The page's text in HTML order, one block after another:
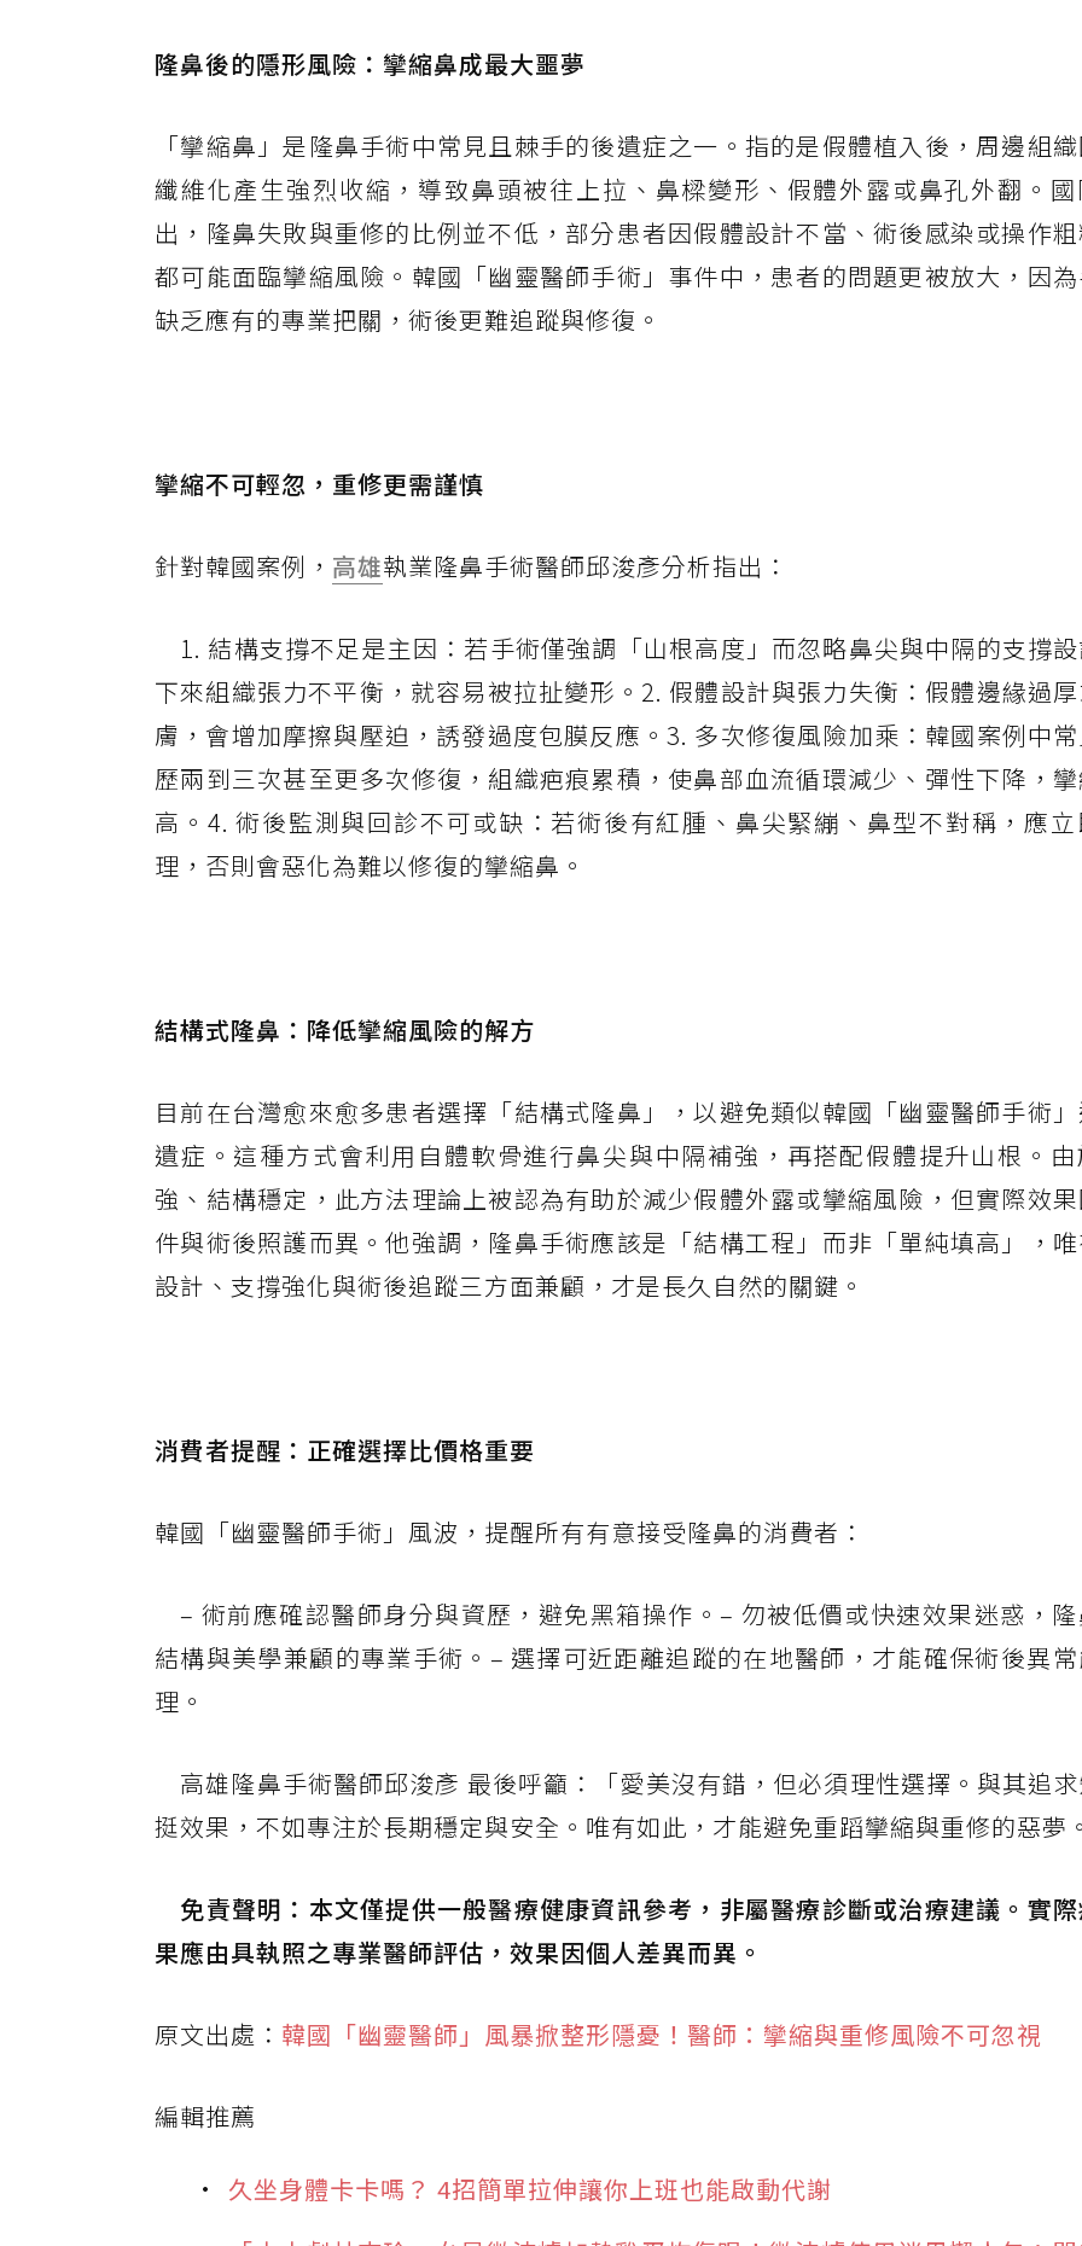
隆鼻後的隱形風險：攣縮鼻成最大噩夢
「攣縮鼻」是隆鼻手術中常見且棘手的後遺症之一。指的是假體植入後，周邊組
纖維化產生強烈收縮，導致鼻頭被往上拉、鼻樑變形、假體外露或鼻孔外翻。
出，隆鼻失敗與重修的比例並不低，部分患者因假體設計不當、術後感染或操作
都可能面臨攣縮風險。韓國「幽靈醫師手術」事件中，患者的問題更被放大，因
缺乏應有的專業把關，術後更難追蹤與修復。
攣縮不可輕忽，重修更需謹慎
針對韓國案例， 高雄執業隆鼻手術醫師邱浚彥分析指出：
1. 結構支撐不足是主因：若手術僅強調「山根高度」而忽略鼻尖與中隔的支撐
下來組織張力不平衡，就容易被拉扯變形。2. 假體設計與張力失衡：假體邊緣過
膚，會增加摩擦與壓迫，誘發過度包膜反應。3. 多次修復風險加乘：韓國案例中
歷兩到三次甚至更多次修復，組織疤痕累積，使鼻部血流循環減少、彈性下降，
高。4. 術後監測與回診不可或缺：若術後有紅腫、鼻尖緊繃、鼻型不對稱，應
理，否則會惡化為難以修復的攣縮鼻。
結構式隆鼻：降低攣縮風險的解方
目前在台灣愈來愈多患者選擇「結構式隆鼻」，以避免類似韓國「幽靈醫師手術
遺症。這種方式會利用自體軟骨進行鼻尖與中隔補強，再搭配假體提升山根。
強、結構穩定，此方法理論上被認為有助於減少假體外露或攣縮風險，但實際效
件與術後照護而異。他強調，隆鼻手術應該是「結構工程」而非「單純填高」，
設計、支撐強化與術後追蹤三方面兼顧，才是長久自然的關鍵。
消費者提醒：正確選擇比價格重要
韓國「幽靈醫師手術」風波，提醒所有有意接受隆鼻的消費者：
– 術前應確認醫師身分與資歷，避免黑箱操作。– 勿被低價或快速效果迷惑，
結構與美學兼顧的專業手術。– 選擇可近距離追蹤的在地醫師，才能確保術後異
理。
高雄隆鼻手術醫師邱浚彥 最後呼籲：「愛美沒有錯，但必須理性選擇。與其追
挺效果，不如專注於長期穩定與安全。唯有如此，才能避免重蹈攣縮與重修的惡夢
免責聲明：本文僅提供一般醫療健康資訊參考，非屬醫療診斷或治療建議。實
果應由具執照之專業醫師評估，效果因個人差異而異。
原文出處： 韓國「幽靈醫師」風暴掀整形隱憂！醫師：攣縮與重修風險不可忽視
編輯推薦
久坐身體卡卡嗎？ 4招簡單拉伸讓你上班也能啟動代謝